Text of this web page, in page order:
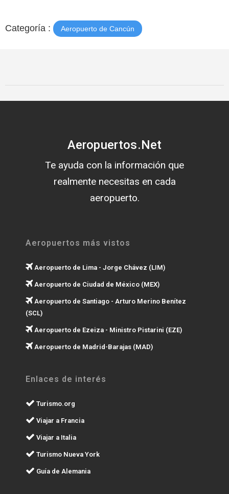
Categoría : Aeropuerto de Cancún
Aeropuertos.Net
Te ayuda con la información que
realmente necesitas en cada
aeropuerto.
Aeropuertos más vistos
Aeropuerto de Lima - Jorge Chávez (LIM)
Aeropuerto de Ciudad de México (MEX)
Aeropuerto de Santiago - Arturo Merino Benítez
(SCL)
Aeropuerto de Ezeiza - Ministro Pistarini (EZE)
Aeropuerto de Madrid-Barajas (MAD)
Enlaces de interés
Turismo.org
Viajar a Francia
Viajar a Italia
Turismo Nueva York
Guía de Alemania